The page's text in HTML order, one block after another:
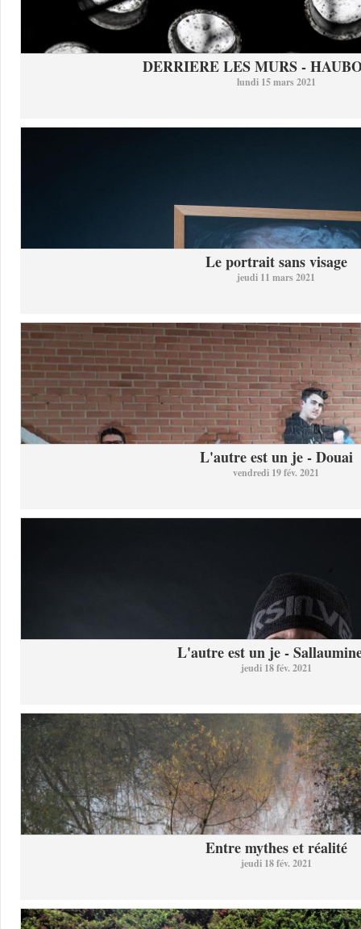
DERRIERE LES MURS -
lundi 15 mars 2021
Le portrait sans visage
jeudi 11 mars 2021
L'autre est un je - Douai
vendredi 19 fév. 2021
L'autre est un je -
jeudi 18 fév. 2021
Entre mythes et réalité
jeudi 18 fév. 2021